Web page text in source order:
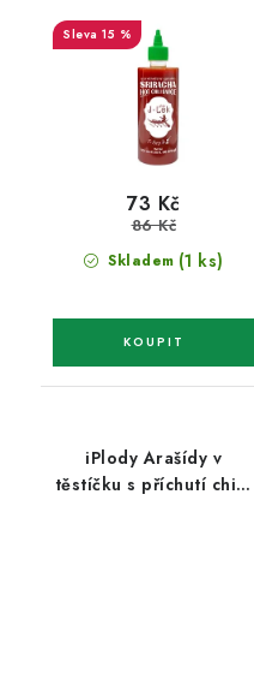
15 %
Skladem (1 ks)
73 Kč
86 Kč
iPlody Arašídy v
těstíčku s příchutí chilli